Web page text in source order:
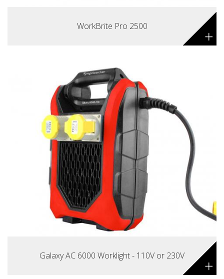
WorkBrite Pro 2500 +
Galaxy AC 6000 Worklight - 110V or 230V +